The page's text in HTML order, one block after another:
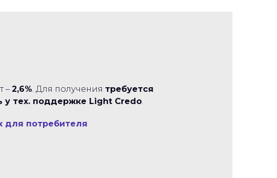
– 2,6%. Для получения требуется
у тех. поддержке Light Credo.
для потребителя